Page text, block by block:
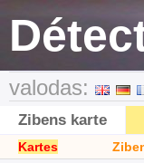
valodas:
Zibens karte
Kartes